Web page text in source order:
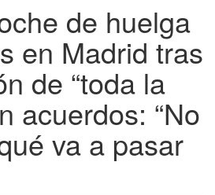
de huelga
en Madrid tras
de “toda la
acuerdos: “No
va a pasar